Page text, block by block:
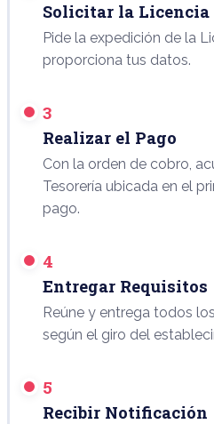
Solicitar la Licencia
Pide la expedición de la
proporciona tus datos.
3
Realizar el Pago
Con la orden de cobro,
Tesorería ubicada en el
pago.
4
Entregar Requisitos
Reúne y entrega todos
según el giro del
5
Recibir Notificación